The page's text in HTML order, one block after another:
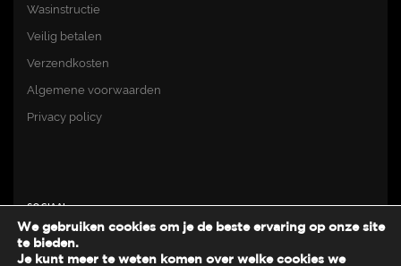
Wasinstructie
Veilig betalen
Verzendkosten
Algemene voorwaarden
Privacy policy
SOCIAAL
We gebruiken cookies om je de beste ervaring op onze site
te bieden.
Je kunt meer te weten komen over welke cookies we